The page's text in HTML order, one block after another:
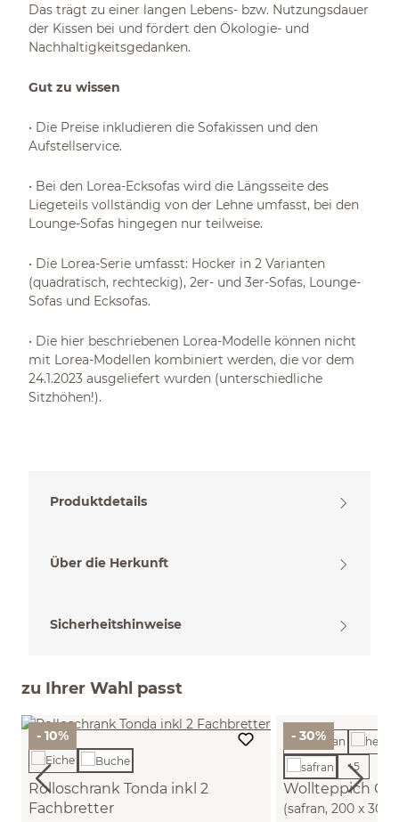
Das trägt zu einer langen Lebens- bzw. Nutzungsdauer
der Kissen bei und fördert den Ökologie- und
Nachhaltigkeitsgedanken.
Gut zu wissen
• Die Preise inkludieren die Sofakissen und den
Aufstellservice.
• Bei den Lorea-Ecksofas wird die Längsseite des
Liegeteils vollständig von der Lehne umfasst, bei den
Lounge-Sofas hingegen nur teilweise.
• Die Lorea-Serie umfasst: Hocker in 2 Varianten
(quadratisch, rechteckig), 2er- und 3er-Sofas, Lounge-
Sofas und Ecksofas.
• Die hier beschriebenen Lorea-Modelle können nicht
mit Lorea-Modellen kombiniert werden, die vor dem
24.1.2023 ausgeliefert wurden (unterschiedliche
Sitzhöhen!).
Produktdetails
Über die Herkunft
Sicherheitshinweise
zu Ihrer Wahl passt
- 10%
Rolloschrank Tonda inkl 2
Fachbretter
- 30%
Wollteppich
(safran, 200 x 300
+5